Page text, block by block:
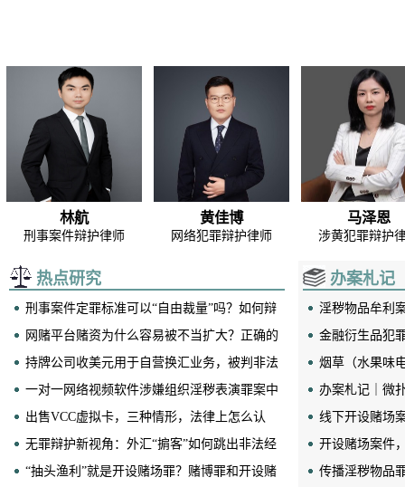
林航
刑事案件辩护律师
黄佳博
网络犯罪辩护律师
马泽恩
涉黄犯罪辩护
毕伟成
食药环犯罪辩护
李蒙
经济犯罪辩护律师
杨勋杰
经济犯罪辩护
热点研究
刑事案件定罪标准可以“自由裁量”吗？如何辩
护？
网赌平台赌资为什么容易被不当扩大？正确的
认定方法是什么？
持牌公司收美元用于自营换汇业务，被判非法
经营罪？
一对一网络视频软件涉嫌组织淫秽表演罪案中
各角色怎么判？
出售VCC虚拟卡，三种情形，法律上怎么认
定？
无罪辩护新视角：外汇“掮客”如何跳出非法经
营罪的“口袋”？
“抽头渔利”就是开设赌场罪？赌博罪和开设赌
办案札记
淫秽物品牟利
关问答
金融衍生品犯
烟草（水果味
办案札记｜微
缓！
线下开设赌场
过程
开设赌场案件
传播淫秽物品